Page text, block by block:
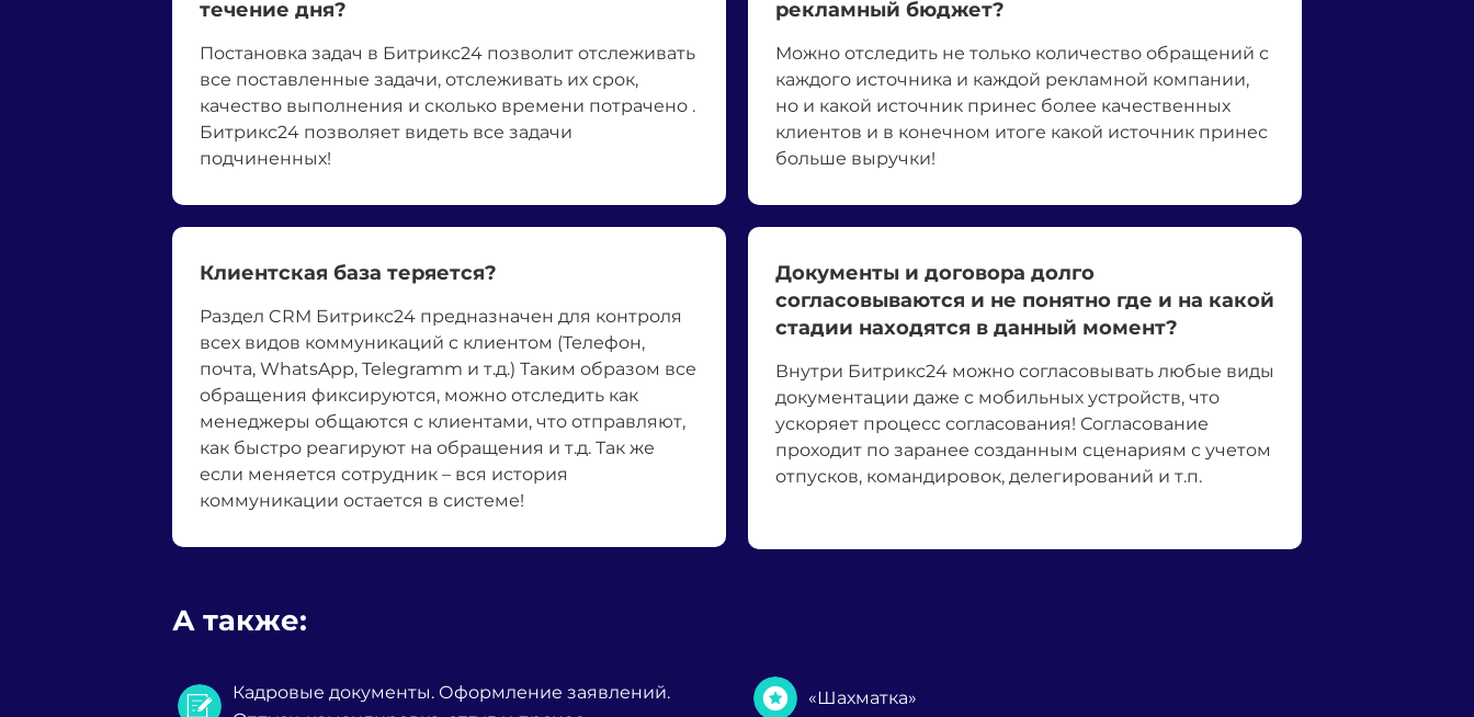
течение дня?
Постановка задач в Битрикс24 позволит отслеживать
все поставленные задачи, отслеживать их срок,
качество выполнения и сколько времени потрачено .
Битрикс24 позволяет видеть все задачи
подчиненных!
Клиентская база теряется?
Раздел CRM Битрикс24 предназначен для контроля
всех видов коммуникаций с клиентом (Телефон,
почта, WhatsApp, Telegramm и т.д.) Таким образом все
обращения фиксируются, можно отследить как
менеджеры общаются с клиентами, что отправляют,
как быстро реагируют на обращения и т.д. Так же
если меняется сотрудник – вся история
коммуникации остается в системе!
рекламный бюджет?
Можно отследить не только количество обращений с
каждого источника и каждой рекламной компании,
но и какой источник принес более качественных
клиентов и в конечном итоге какой источник принес
больше выручки!
Документы и договора долго
согласовываются и не понятно где и на какой
стадии находятся в данный момент?
Внутри Битрикс24 можно согласовывать любые виды
документации даже с мобильных устройств, что
ускоряет процесс согласования! Согласование
проходит по заранее созданным сценариям с учетом
отпусков, командировок, делегирований и т.п.
А также:
Кадровые документы. Оформление заявлений.
«Шахматка»